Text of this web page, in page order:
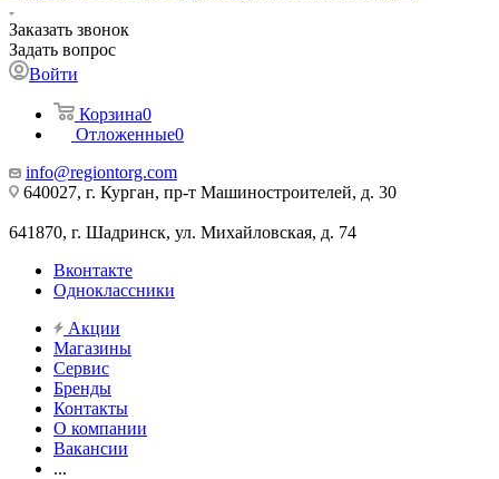
Заказать звонок
Задать вопрос
Войти
Корзина0
Отложенные0
info@regiontorg.com
640027, г. Курган, пр-т Машиностроителей, д. 30
641870, г. Шадринск, ул. Михайловская, д. 74
Вконтакте
Одноклассники
Акции
Магазины
Сервис
Бренды
Контакты
О компании
Вакансии
...